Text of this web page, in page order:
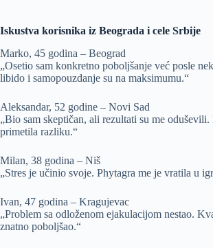
Iskustva korisnika iz Beograda i cele Srbije
Marko, 45 godina – Beograd
„Osetio sam konkretno poboljšanje već posle
libido i samopouzdanje su na maksimumu.“
Aleksandar, 52 godine – Novi Sad
„Bio sam skeptičan, ali rezultati su me oduševili.
primetila razliku.“
Milan, 38 godina – Niš
„Stres je učinio svoje. Phytagra me je vratila u
Ivan, 47 godina – Kragujevac
„Problem sa odloženom ejakulacijom nestao.
znatno poboljšao.“